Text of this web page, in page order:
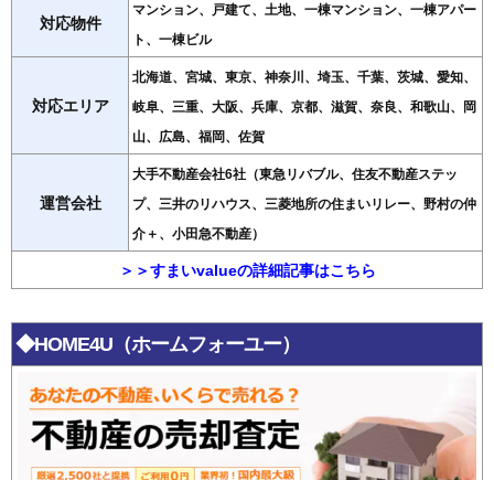
対応物件
マンション、戸建て、土地、一棟マンション、一棟アパー
ト、一棟ビル
対応エリア
北海道、宮城、東京、神奈川、埼玉、千葉、茨城、愛知、
岐阜、三重、大阪、兵庫、京都、滋賀、奈良、和歌山、岡
山、広島、福岡、佐賀
運営会社
大手不動産会社6社（東急リバブル、住友不動産ステッ
プ、三井のリハウス、三菱地所の住まいリレー、野村の仲
介＋、小田急不動産）
＞＞すまいvalueの詳細記事はこちら
◆HOME4U（ホームフォーユー）